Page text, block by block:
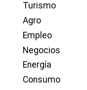
Turismo
Agro
Empleo
Negocios
Energía
Consumo